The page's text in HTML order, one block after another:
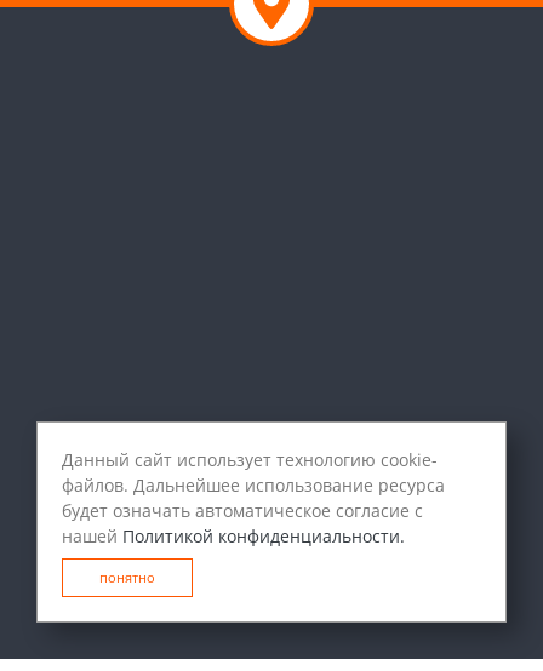
Данный сайт использует технологию cookie-
файлов. Дальнейшее использование ресурса
будет означать автоматическое согласие с
нашей Политикой конфиденциальности.
понятно